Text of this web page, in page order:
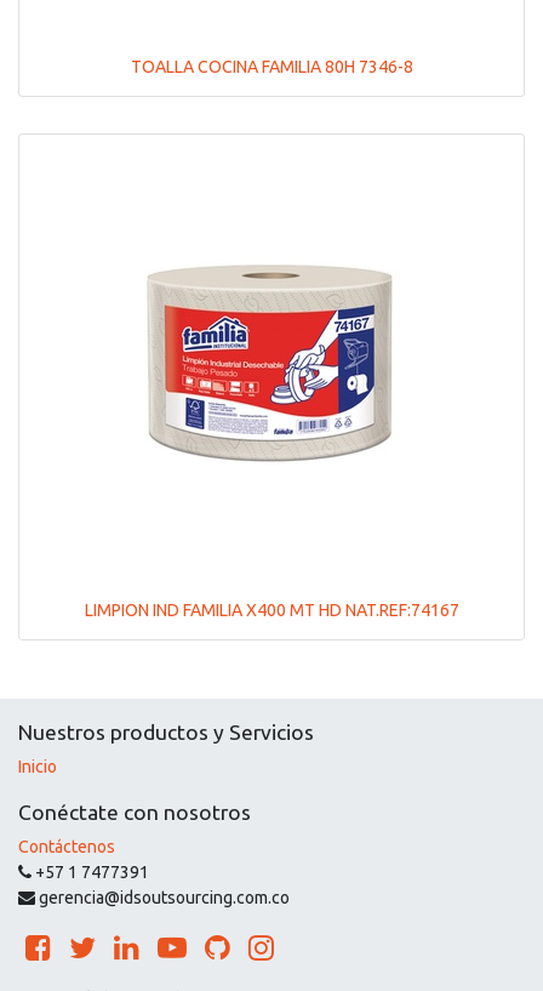
TOALLA COCINA FAMILIA 80H 7346-8
LIMPION IND FAMILIA X400 MT HD NAT.REF:74167
Nuestros productos y Servicios
Inicio
Conéctate con nosotros
Contáctenos
+57 1 7477391
gerencia@idsoutsourcing.com.co